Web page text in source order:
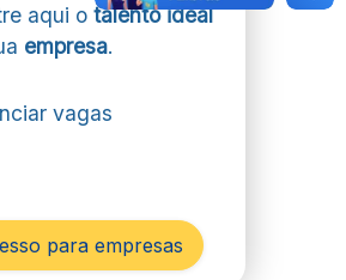
aqui o talento ideal
empresa.
vagas
para empresas